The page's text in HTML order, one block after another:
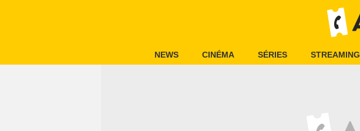
NEWS CINÉMA SÉRIES STREAMING